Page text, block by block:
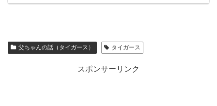
父ちゃんの話（タイガース） タイガース
スポンサーリンク